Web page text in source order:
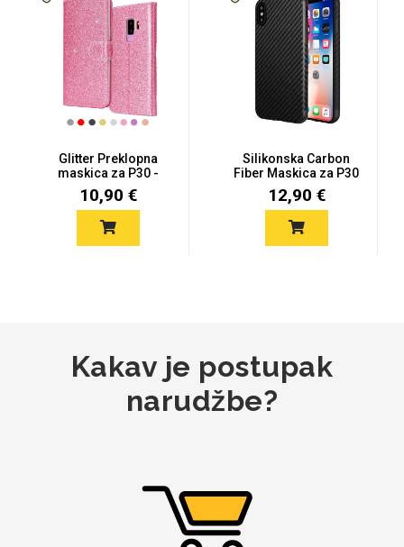
Glitter Preklopna
maskica za P30 -
Više boja
10,90 €
Silikonska Carbon
Fiber Maskica za P30
12,90 €
Kakav je postupak
narudžbe?